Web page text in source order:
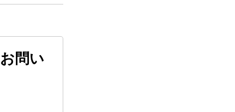
問い